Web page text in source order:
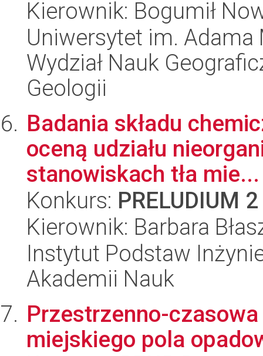
Kierownik: Bogumił
Uniwersytet im.
Wydział Nauk
Geologii
Badania składu
oceną udziału
stanowiskach tła mie...
Konkurs: PRELUDIUM 2
Kierownik: Barbara
Instytut Podstaw
Akademii Nauk
Przestrzenno-
miejskiego pola